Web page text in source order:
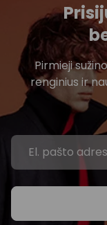
Pirmieji
renginius ir